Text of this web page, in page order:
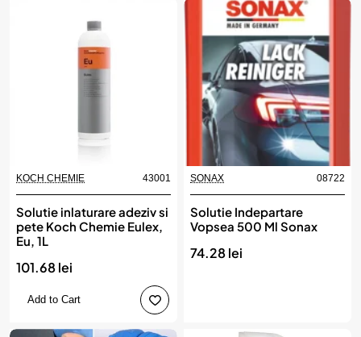
KOCH CHEMIE 43001
Solutie inlaturare adeziv si
pete Koch Chemie Eulex,
Eu, 1L
101.68 lei
Add to Cart
SONAX 08722
Solutie Indepartare
Vopsea 500 Ml Sonax
74.28 lei